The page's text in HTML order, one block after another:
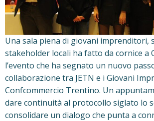
Una sala piena di giovani imprenditori,
stakeholder locali ha fatto da cornice a
l’evento che ha segnato un nuovo
collaborazione tra JETN e i Giovani
Confcommercio Trentino. Un
dare continuità al protocollo siglato lo
consolidare un dialogo che punta a